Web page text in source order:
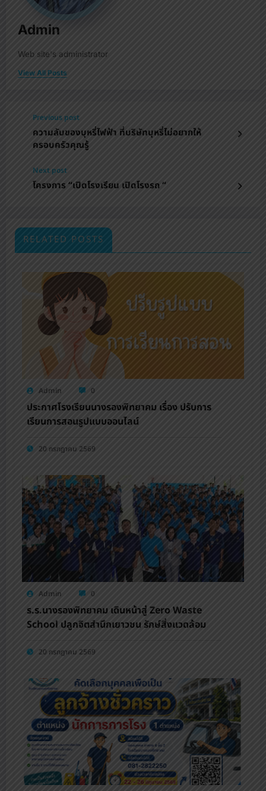
Admin
Web site's administrator
View All Posts
Previous post
ความลับของบุหรี่ไฟฟ้า ที่บริษัทบุหรี่ไม่อยากให้
ครอบครัวคุณรู้
Next post
โครงการ “เปิดโรงเรียน เปิดโรงรถ “
RELATED POSTS
Admin 0
ประกาศโรงเรียนนางรองพิทยาคม เรื่อง ปรับการ
เรียนการสอนรูปแบบออนไลน์
20 กรกฎาคม 2569
Admin 0
ร.ร.นางรองพิทยาคม เดินหน้าสู่ Zero Waste
School ปลูกจิตสำนึกเยาวชน รักษ์สิ่งแวดล้อม
20 กรกฎาคม 2569